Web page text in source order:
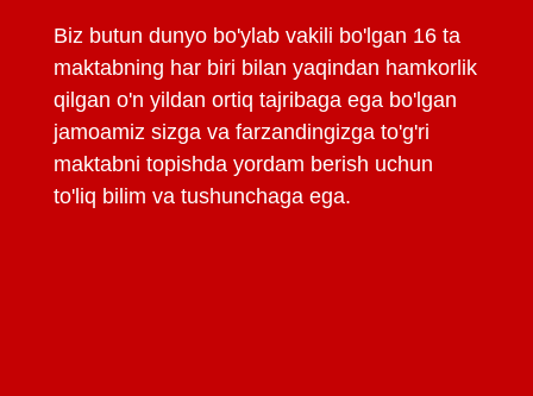
Biz butun dunyo bo'ylab vakili bo'lgan 16 ta
maktabning har biri bilan yaqindan hamkorlik
qilgan o'n yildan ortiq tajribaga ega bo'lgan
jamoamiz sizga va farzandingizga to'g'ri
maktabni topishda yordam berish uchun
to'liq bilim va tushunchaga ega.